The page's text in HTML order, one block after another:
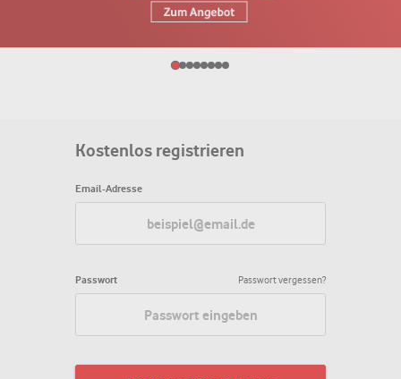
Kostenlos registrieren
Email-Adresse
Passwort Passwort vergessen?